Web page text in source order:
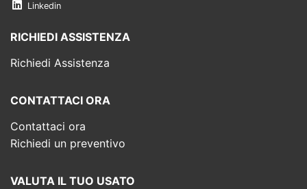
Linkedin
RICHIEDI ASSISTENZA
Richiedi Assistenza
CONTATTACI ORA
Contattaci ora
Richiedi un preventivo
VALUTA IL TUO USATO